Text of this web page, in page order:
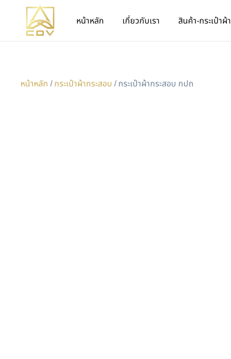
หน้าหลัก เกี่ยวกับเรา สินค้า-กระเป๋าผ้า
หน้าหลัก / กระเป๋าผ้ากระสอบ / กระเป๋าผ้ากระสอบ กปถ